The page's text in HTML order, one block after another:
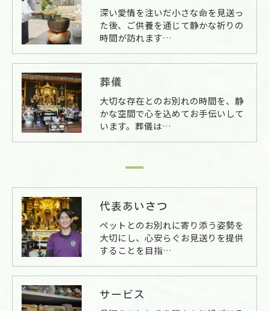
深い愛情を注いだ小さな命を見送っ
た後、ご供養を通じて静かな祈りの
時間が訪れます…
葬儀
大切な存在とのお別れの時間を、静
かな空間で心を込めてお手伝いして
います。葬儀は…
代表あいさつ
ペットとのお別れに寄り添う姿勢を
大切にし、心安らぐお見送りを提供
することを目指…
サービス